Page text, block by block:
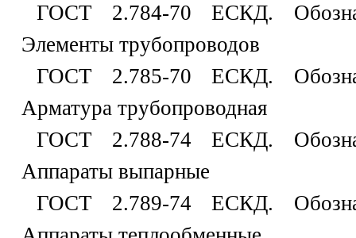
ГОСТ 2.784-70 ЕСКД.
Элементы трубопроводов
ГОСТ 2.785-70 ЕСКД.
Арматура трубопроводная
ГОСТ 2.788-74 ЕСКД.
Аппараты выпарные
ГОСТ 2.789-74 ЕСКД.